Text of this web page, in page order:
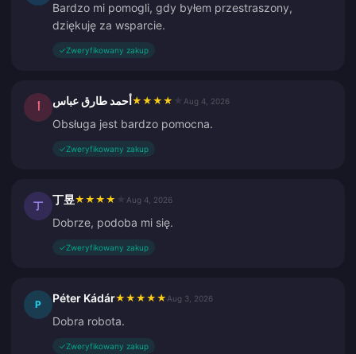
Bardzo mi pomogli, gdy byłem przestraszony,
dziękuję za wsparcie.
✓Zweryfikowany zakup
أ أحمد طارق عباس★ ★ ★ ★ Aug 4, 2026
Obsługa jest bardzo pomocna.
✓Zweryfikowany zakup
丁 丁昱★ ★ ★ ★ Aug 4, 2026
Dobrze, podoba mi się.
✓Zweryfikowany zakup
P Péter Kádár★ ★ ★ ★ ★ Aug 3, 2026
Dobra robota.
✓Zweryfikowany zakup